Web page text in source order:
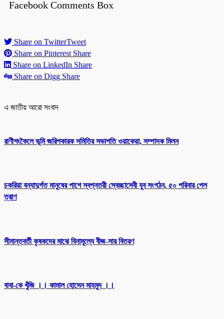
Facebook Comments Box
Share on TwitterTweet
Share on Pinterest Share
Share on LinkedIn Share
Share on Digg Share
এ জাতীয় আরো সংবাদ
রাণীশংকৈলে ভূমি জরিপকারক সমিতির সভাপতি ওয়াকেয়া, সম্পাদক মিলন
চকরিয়া বন্যাদুর্গত মানুষের পাশে স্বপ্নতরী স্বেচ্ছাসেবী যুব সংগঠন, ৫০ পরিবার পেল
ত্রাণ
সীমান্তবর্তী কৃষকদের মাঝে বিনামূল্যে বীজ-সার বিতরণ
বাবা-কে খুঁজি ।। কামাল হোসেন মাহমুদ ।।